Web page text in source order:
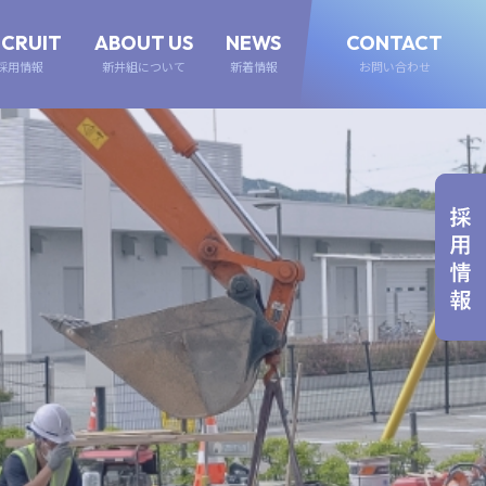
用情報
ABOUT US
新井組について
NEWS
新着情報
CONTACT
お問い合わせ